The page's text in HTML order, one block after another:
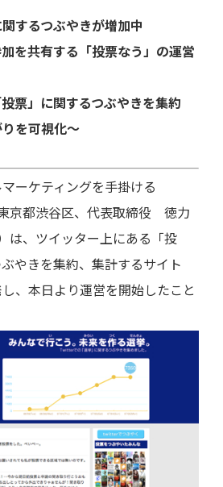
するつぶやきが増加中
を共有する「投票なう」の運営
票」に関するつぶやきを集約
を可視化～
ーケティングを手掛ける
京都渋谷区、代表取締役 徳力
は、ツイッター上にある「投
やきを集約、集計するサイト
し、本日より運営を開始したこと